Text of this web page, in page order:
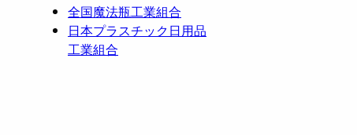
全国魔法瓶工業組合
日本プラスチック日用品
工業組合